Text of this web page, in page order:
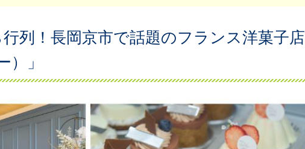
列！長岡京市で話題のフランス洋菓子店
）」